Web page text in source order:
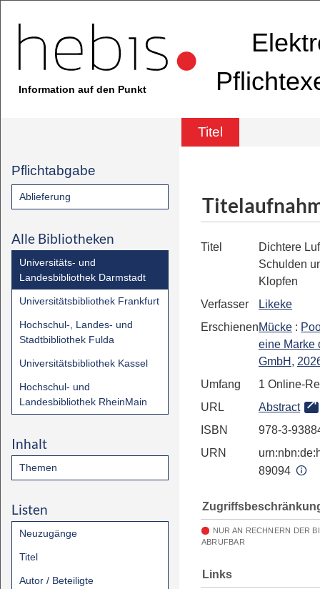
Information auf den Punkt
Titel
Pflichtabgabe
Ablieferung
Alle Bibliotheken
Universitäts- und
Landesbibliothek Darmstadt
Universitätsbibliothek Frankfurt
Hochschul-, Landes- und
Stadtbibliothek Fulda
Universitätsbibliothek Kassel
Hochschul- und
Landesbibliothek RheinMain
Inhalt
Themen
Listen
Neuzugänge
Titel
Autor / Beteiligte
Titel
Dichtere
Schulden
Klopfen
Verfasser
Likeke
ErschienenMücke :
eine Marke
GmbH ,
Umfang
1 Online-
URL
Abstract
ISBN
978-3-
URN
89094
NUR AN RECHNERN DER
ABRUFBAR
Links